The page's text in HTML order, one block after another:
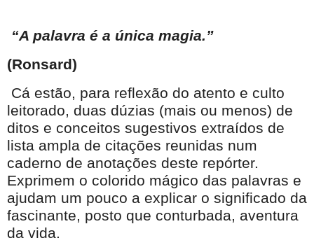
“A palavra é a única magia.”
(Ronsard)
Cá estão, para reflexão do atento e culto
leitorado, duas dúzias (mais ou menos) de
ditos e conceitos sugestivos extraídos de
lista ampla de citações reunidas num
caderno de anotações deste repórter.
Exprimem o colorido mágico das palavras e
ajudam um pouco a explicar o significado da
fascinante, posto que conturbada, aventura
da vida.